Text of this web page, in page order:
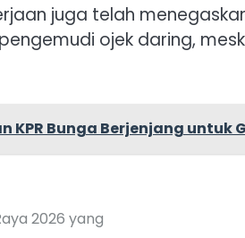
juga telah
ojek daring,
KPR Bunga Berjenjang untuk
2026 yang